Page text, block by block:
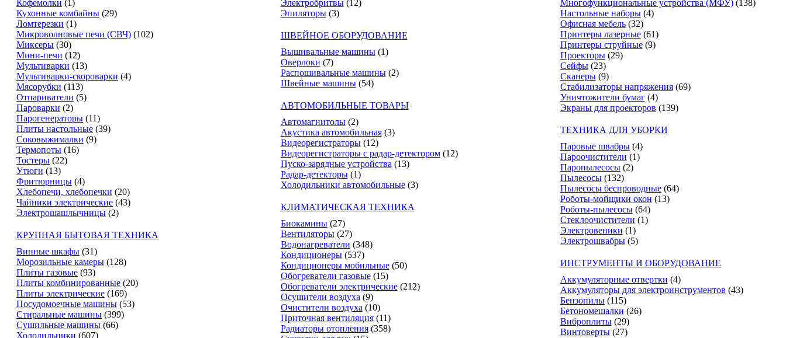
Кофемолки (1)
Кухонные комбайны (29)
Ломтерезки (1)
Микроволновые печи (СВЧ) (102)
Миксеры (30)
Мини-печи (12)
Мультиварки (13)
Мультиварки-скороварки (4)
Мясорубки (113)
Отпариватели (5)
Пароварки (2)
Парогенераторы (11)
Плиты настольные (39)
Соковыжималки (9)
Термопоты (16)
Тостеры (22)
Утюги (13)
Фритюрницы (4)
Хлебопечи, хлебопечки (20)
Чайники электрические (43)
Электрошашлычницы (2)
КРУПНАЯ БЫТОВАЯ ТЕХНИКА
Винные шкафы (31)
Морозильные камеры (128)
Плиты газовые (93)
Плиты комбинированные (20)
Плиты электрические (169)
Посудомоечные машины (53)
Стиральные машины (399)
Сушильные машины (66)
Холодильники (607)
Электробритвы (12)
Эпиляторы (3)
ШВЕЙНОЕ ОБОРУДОВАНИЕ
Вышивальные машины (1)
Оверлоки (7)
Распошивальные машины (2)
Швейные машины (54)
АВТОМОБИЛЬНЫЕ ТОВАРЫ
Автомагнитолы (2)
Акустика автомобильная (3)
Видеорегистраторы (12)
Видеорегистраторы с радар-детектором (12)
Пуско-зарядные устройства (13)
Радар-детекторы (1)
Холодильники автомобильные (3)
КЛИМАТИЧЕСКАЯ ТЕХНИКА
Биокамины (27)
Вентиляторы (27)
Водонагреватели (348)
Кондиционеры (537)
Кондиционеры мобильные (50)
Обогреватели газовые (15)
Обогреватели электрические (212)
Осушители воздуха (9)
Очистители воздуха (10)
Приточная вентиляция (11)
Радиаторы отопления (358)
Многофункциональные устройства (МФУ) (138)
Настольные наборы (4)
Офисная мебель (32)
Принтеры лазерные (61)
Принтеры струйные (9)
Проекторы (29)
Сейфы (23)
Сканеры (9)
Стабилизаторы напряжения (69)
Уничтожители бумаг (4)
Экраны для проекторов (139)
ТЕХНИКА ДЛЯ УБОРКИ
Паровые швабры (4)
Пароочистители (1)
Паропылесосы (2)
Пылесосы (132)
Пылесосы беспроводные (64)
Роботы-мойщики окон (13)
Роботы-пылесосы (64)
Стеклоочистители (1)
Электровеники (1)
Электрошвабры (5)
ИНСТРУМЕНТЫ И ОБОРУДОВАНИЕ
Аккумуляторные отвертки (4)
Аккумуляторы для электроинструментов (43)
Бензопилы (115)
Бетономешалки (26)
Виброплиты (29)
Винтоверты (27)